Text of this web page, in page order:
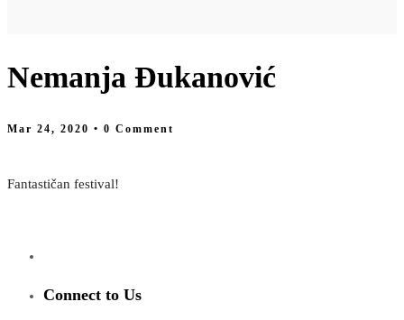
Nemanja Đukanović
Mar 24, 2020 • 0 Comment
Fantastičan festival!
Connect to Us